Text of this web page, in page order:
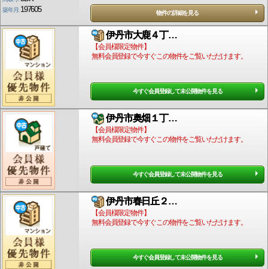
築年月: 197605 物件の詳細を見る
伊丹市大鹿４丁…
【会員様限定物件】
無料会員登録で今すぐこの物件をご覧いただけます。
今すぐ会員登録して未公開物件を見る
伊丹市奥畑１丁…
【会員様限定物件】
無料会員登録で今すぐこの物件をご覧いただけます。
今すぐ会員登録して未公開物件を見る
伊丹市春日丘２…
【会員様限定物件】
無料会員登録で今すぐこの物件をご覧いただけます。
今すぐ会員登録して未公開物件を見る